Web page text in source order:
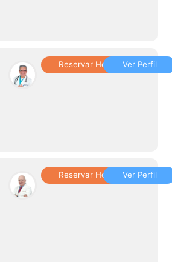
Reservar Hora Ver Perfil
Reservar Hora Ver Perfil